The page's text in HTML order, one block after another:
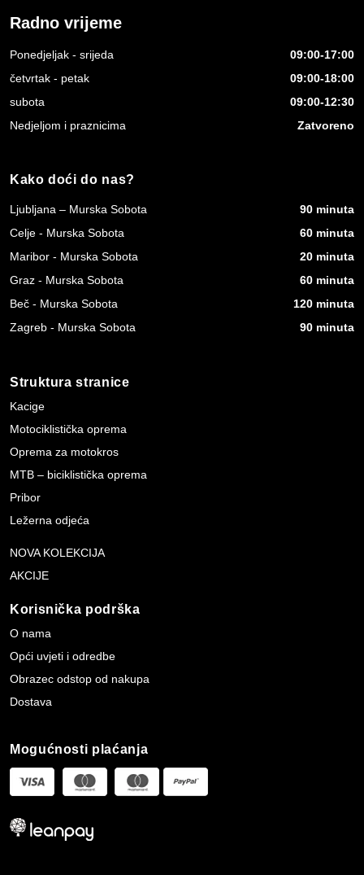
Radno vrijeme
Ponedjeljak - srijeda
09:00-17:00
četvrtak - petak
09:00-18:00
subota
09:00-12:30
Nedjeljom i praznicima
Zatvoreno
Kako doći do nas?
Ljubljana – Murska Sobota
90 minuta
Celje - Murska Sobota
60 minuta
Maribor - Murska Sobota
20 minuta
Graz - Murska Sobota
60 minuta
Beč - Murska Sobota
120 minuta
Zagreb - Murska Sobota
90 minuta
Struktura stranice
Kacige
Motociklistička oprema
Oprema za motokros
MTB – biciklistička oprema
Pribor
Ležerna odjeća
NOVA KOLEKCIJA
AKCIJE
Korisnička podrška
O nama
Opći uvjeti i odredbe
Obrazec odstop od nakupa
Dostava
Mogućnosti plaćanja